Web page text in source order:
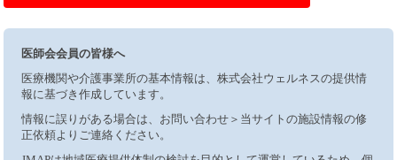
医師会会員の皆様へ
医療機関や介護事業所の基本情報は、株式会社ウェルネスの提供情
報に基づき作成しています。
情報に誤りがある場合は、お問い合わせ＞当サイトの施設情報の修
正依頼よりご連絡ください。